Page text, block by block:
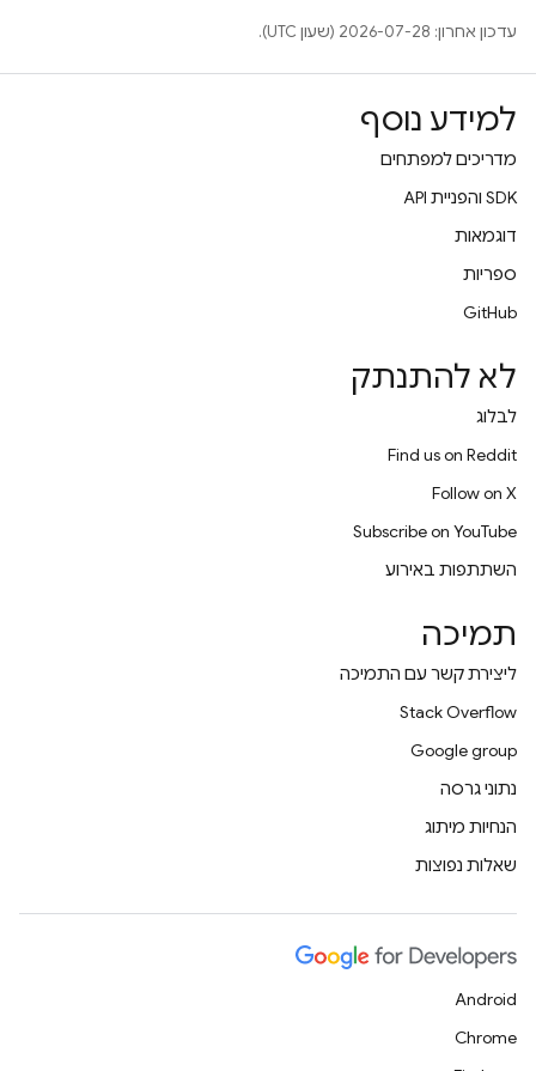
עדכון אחרון: 2026-07-28 (שעון UTC).
למידע נוסף
מדריכים למפתחים
‫SDK והפניית API
דוגמאות
ספריות
GitHub
לא להתנתק
לבלוג
Find us on Reddit
Follow on X
Subscribe on YouTube
השתתפות באירוע
תמיכה
ליצירת קשר עם התמיכה
Stack Overflow
Google group
נתוני גרסה
הנחיות מיתוג
שאלות נפוצות
Android
Chrome